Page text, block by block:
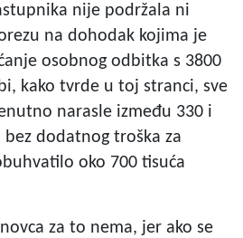
nije podržala ni
na dohodak kojima je
osobnog odbitka s 3800
kako tvrde u toj stranci, sve
narasle između 330 i
bez dodatnog troška za
oko 700 tisuća
za to nema, jer ako se